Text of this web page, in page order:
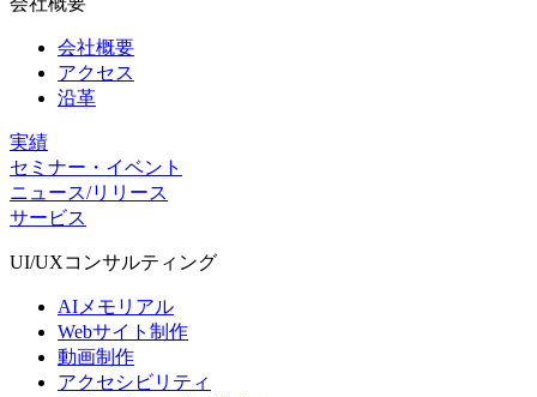
会社概要
アクセス
沿革
実績
セミナー・イベント
ニュース/リリース
サービス
UI/UXコンサルティング
AIメモリアル
Webサイト制作
動画制作
アクセシビリティ